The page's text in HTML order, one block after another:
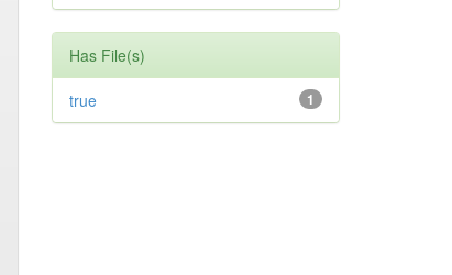
Has File(s)
1
true